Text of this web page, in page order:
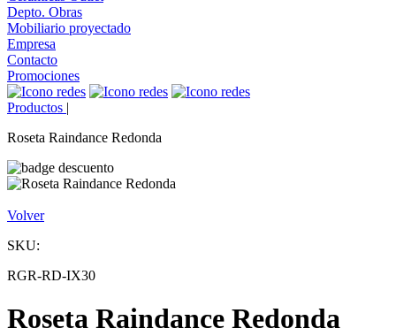
Depto. Obras
Mobiliario proyectado
Empresa
Contacto
Promociones
Productos |
Roseta Raindance Redonda
Volver
SKU:
RGR-RD-IX30
Roseta Raindance Redonda